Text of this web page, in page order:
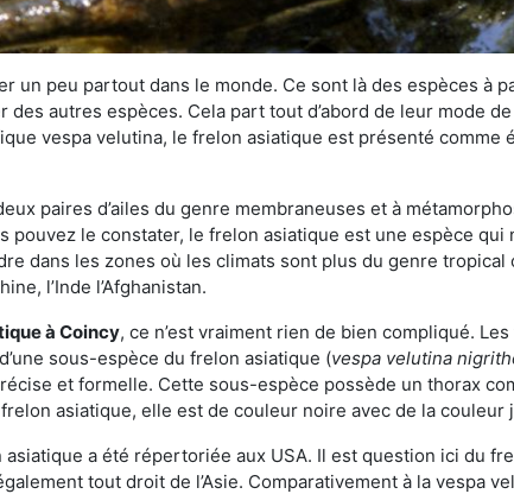
un peu partout dans le monde. Ce sont là des espèces à
autres espèces. Cela part tout d’abord de leur mode
vespa velutina, le frelon asiatique est présenté comme
paires d’ailes du genre membraneuses et à
pouvez le constater, le frelon asiatique est une espèce qui
dans les zones où les climats sont plus du genre
l’Inde l’Afghanistan.
à Coincy, ce n’est vraiment rien de bien compliqué.
sous-espèce du frelon asiatique (vespa velutina
et formelle. Cette sous-espèce possède un thorax
asiatique, elle est de couleur noire avec de la couleur
a été répertoriée aux USA. Il est question ici du
tout droit de l’Asie. Comparativement à la vespa